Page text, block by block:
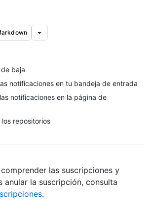
baja
notificaciones en tu bandeja de entrada
notificaciones en la página de
repositorios
las suscripciones y
anular la suscripción, consulta
.